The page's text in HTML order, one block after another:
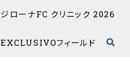
ジローナFC クリニック 2026
EXCLUSIVOフィールド